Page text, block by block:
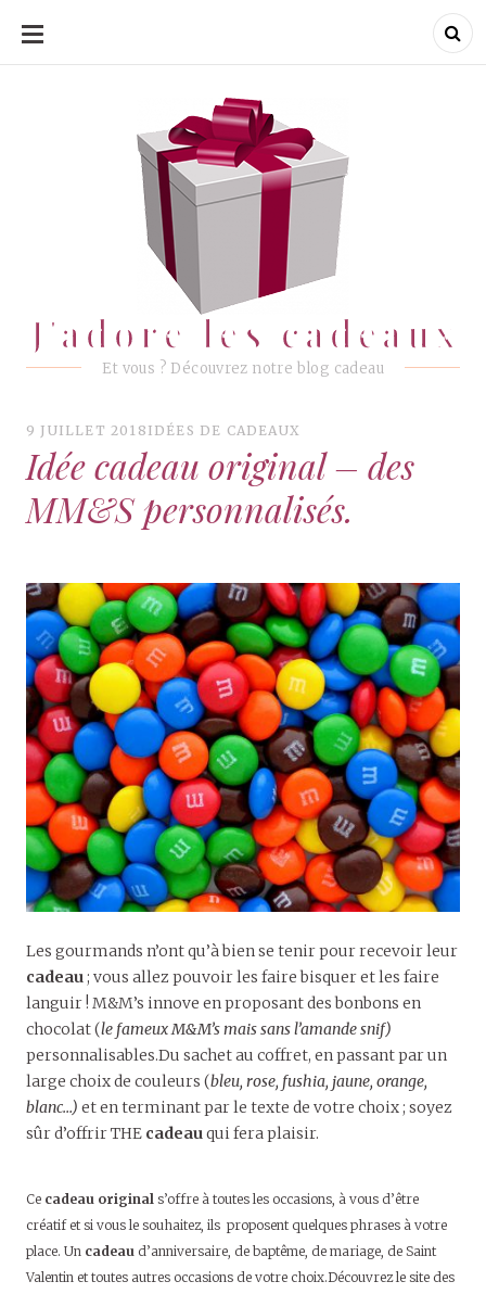
ALLER
CONTENU
J'adore les cadeaux
Et vous ? Découvrez notre blog cadeau
J'adore les cadeaux
9 JUILLET 2018 IDÉES DE CADEAUX
Idée cadeau original – des
MM&S personnalisés.
Les gourmands n’ont qu’à bien se tenir pour recevoir leur
cadeau; vous allez pouvoir les faire bisquer et les faire
languir ! M&M’s innove en proposant des bonbons en
chocolat (le fameux M&M’s mais sans l’amande snif)
personnalisables.Du sachet au coffret, en passant par un
large choix de couleurs (bleu, rose, fushia, jaune, orange,
blanc…) et en terminant par le texte de votre choix ; soyez
sûr d’offrir THE cadeauqui fera plaisir.
Ce cadeau original s’offre à toutes les occasions, à vous d’être
créatif et si vous le souhaitez, ils proposent quelques phrases à votre
place. Un cadeau d’anniversaire, de baptême, de mariage, de Saint
Valentin et toutes autres occasions de votre choix.Découvrez le site des